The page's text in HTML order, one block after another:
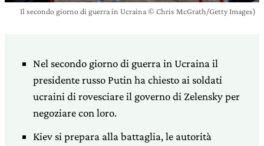
Il secondo giorno di guerra in Ucraina © Chris McGrath/Getty Images)
Nel secondo giorno di guerra in Ucraina il
presidente russo Putin ha chiesto ai soldati
ucraini di rovesciare il governo di Zelensky per
negoziare con loro.
Kiev si prepara alla battaglia, le autorità